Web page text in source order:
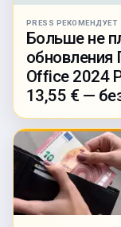
PRESS РЕКОМЕНДУЕТ
Больше не
обновления
Office 2024
13,55 € —